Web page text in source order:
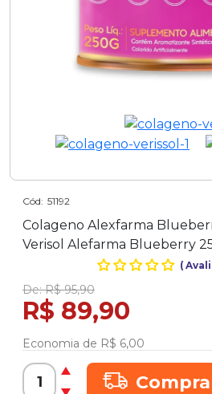
Cód: 51192
Colageno Alexfarma
Verisol Alefarma Blueberry
(
De:R$ 95,90
R$ 89,90
Economia de R$ 6,00